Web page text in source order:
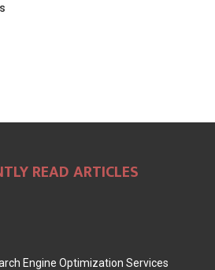
READ ARTICLES
Engine Optimization Services